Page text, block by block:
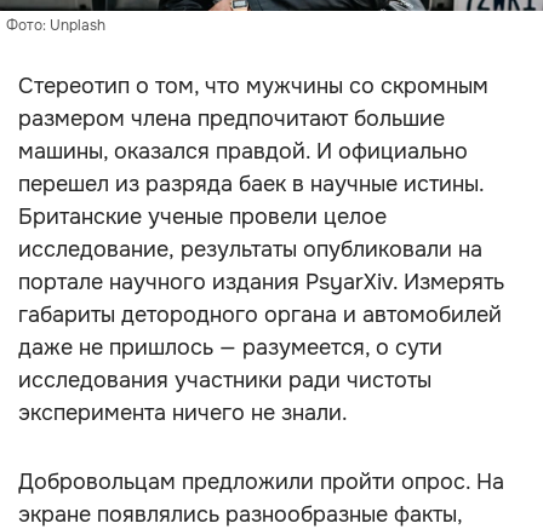
Фото: Unplash
Стереотип о том, что мужчины со скромным
размером члена предпочитают большие
машины, оказался правдой. И официально
перешел из разряда баек в научные истины.
Британские ученые провели целое
исследование, результаты опубликовали на
портале научного издания PsyarXiv. Измерять
габариты детородного органа и автомобилей
даже не пришлось — разумеется, о сути
исследования участники ради чистоты
эксперимента ничего не знали.
Добровольцам предложили пройти опрос. На
экране появлялись разнообразные факты,